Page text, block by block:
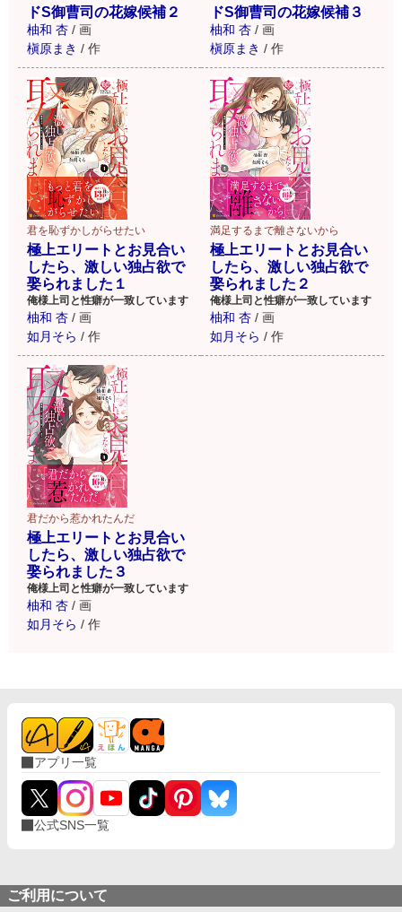
ドS御曹司の花嫁候補２
柚和 杏 / 画
槇原まき / 作
ドS御曹司の花嫁候補３
柚和 杏 / 画
槇原まき / 作
君を恥ずかしがらせたい
極上エリートとお見合い
したら、激しい独占欲で
娶られました１
俺様上司と性癖が一致しています
柚和 杏 / 画
如月そら / 作
満足するまで離さないから
極上エリートとお見合い
したら、激しい独占欲で
娶られました２
俺様上司と性癖が一致しています
柚和 杏 / 画
如月そら / 作
君だから惹かれたんだ
極上エリートとお見合い
したら、激しい独占欲で
娶られました３
俺様上司と性癖が一致しています
柚和 杏 / 画
如月そら / 作
アプリ一覧
公式SNS一覧
ご利用について